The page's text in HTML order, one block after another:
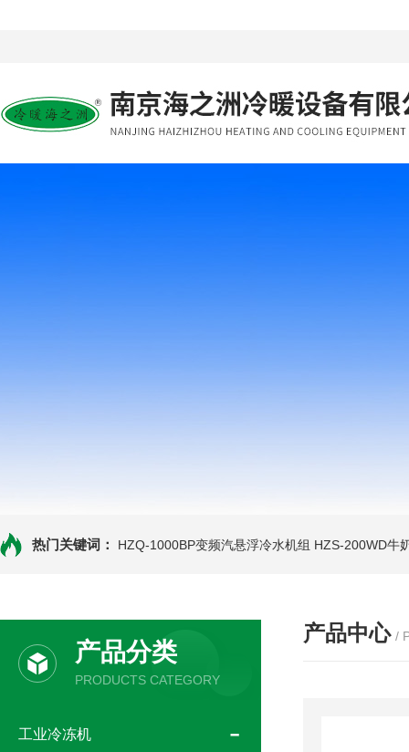
热门关键词： HZQ-1000BP变频汽悬浮冷水机组 HZS-200WD牛
产品分类
PRODUCTS CATEGORY
工业冷冻机
产品中心 /